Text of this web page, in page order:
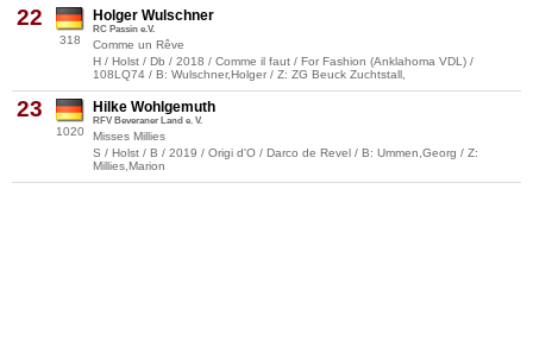
22
318
Holger Wulschner
RC Passin e.V.
Comme un Rêve
H / Holst / Db / 2018 / Comme il faut / For Fashion (Anklahoma VDL) /
108LQ74 / B: Wulschner,Holger / Z: ZG Beuck Zuchtstall,
23
1020
Hilke Wohlgemuth
RFV Beveraner Land e. V.
Misses Millies
S / Holst / B / 2019 / Origi d'O / Darco de Revel / B: Ummen,Georg / Z:
Millies,Marion